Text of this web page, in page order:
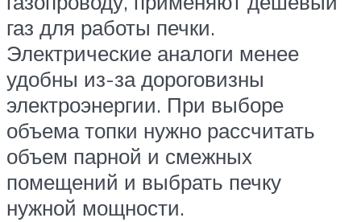
газ для работы печки.
Электрические аналоги менее
удобны из-за дороговизны
электроэнергии. При выборе
объема топки нужно рассчитать
объем парной и смежных
помещений и выбрать печку
нужной мощности.